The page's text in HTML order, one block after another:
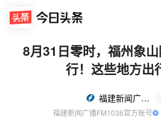
8月31日零时，福州象
行！这些地方
福建新闻广播FM1036
福建新闻广播FM1036官方账号